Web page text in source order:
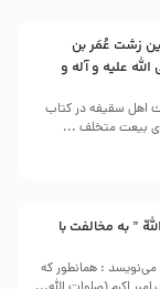
زشت عُمَر بن
علیه و آله و
اهل سقيفه در کتاب
بیعت متخلف ...
” به مخالفت با
خفاجی مصری عالم بزرگ سنی می‌نویسد : همانطور که